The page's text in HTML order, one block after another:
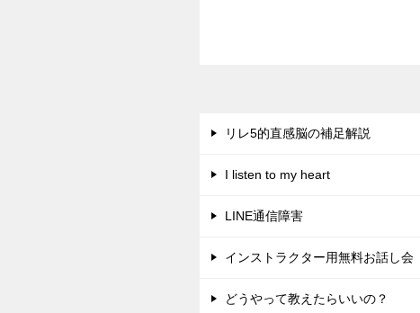
リレ5的直感脳の補足解説
I listen to my heart
LINE通信障害
インストラクター用無料お話し会
どうやって教えたらいいの？